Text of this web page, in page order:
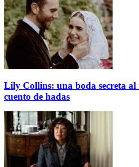
Lily Collins: una boda secreta al
cuento de hadas